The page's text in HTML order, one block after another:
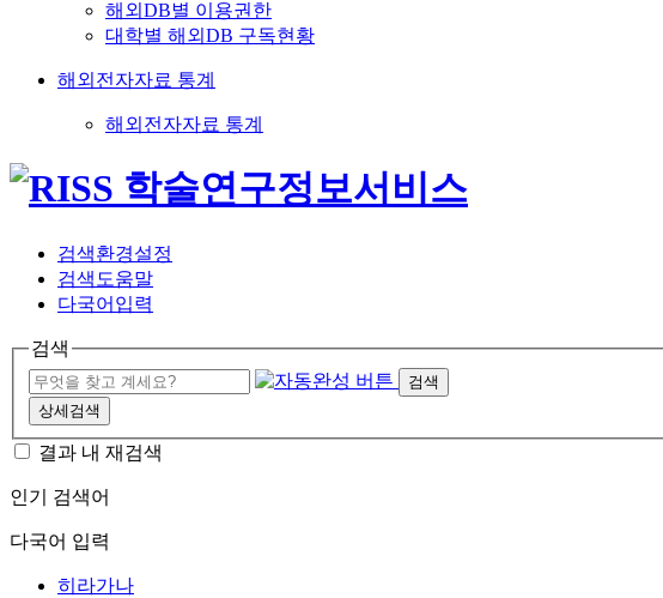
해외DB별 이용권한
대학별 해외DB 구독현황
해외전자자료 통계
해외전자자료 통계
검색환경설정
검색도움말
다국어입력
검색
검색
상세검색
결과 내 재검색
인기 검색어
다국어 입력
히라가나